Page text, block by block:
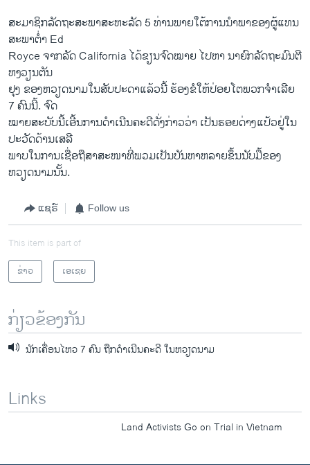
ສະມາຊິກ​ລັດຖະສະພາ​ສະຫະລັດ 5 ທ່ານ​ພາຍ​ໃຕ້​ການ​ນໍາພາຂອງຜູ້​ແທນ​
ສະພາ​ຕໍ່າ Ed
Royce ຈາກ​ລັດ California ​ໄດ້ຂຽນຈົດໝາຍ​ ໄປ​ຫາ ​ນາຍົກ​ລັດຖະມົນຕີ
ຫງວຽນຕັນ​
ຢຸ​ງ ຂອງ​ຫວຽດນາມ​ໃນ​ສັບປະດາແລ້ວ​ນີ້ ​ຮ້ອງ​ຂໍໃຫ້​ປ່ອຍ​ໂຕ​ພວກ​ຈໍາ​ເລີຍ
7 ຄົນ​ນີ້. ຈົດ
ໝາຍ​ສະບັບ​ນີ້​ເອີ້ນ​ການ​ດໍາ​ເນີນ​ຄະດີ​ດັ່ງກ່າວ​ວ່າ ​ເປັນ​ຮອຍ​ດ່າງ​ແປ້ວຢູ່​ໃນ
ປະວັດ​ດ້ານ​ເສລີ
ພາບ​ໃນ​ການ​ເຊື່ອ​ຖື​ສາ​ສະໜາ​ທີ່ພວມເປັນ​ບັນຫາ​ຫລາຍ​ຂຶ້ນນັບ​ມື້ຂອງ​
ຫວຽດນາມ​ນັ້ນ.
ແຊຣ໌ Follow us
This item is part of
ຂ່າວ
ເອເຊຍ
ກ່ຽວຂ້ອງກັນ
ນັກເຄື່ອນໄຫວ 7 ຄົນ ຖືກດໍາເນີນຄະດີ ໃນຫວຽດນາມ
Links
Land Activists Go on Trial in Vietnam